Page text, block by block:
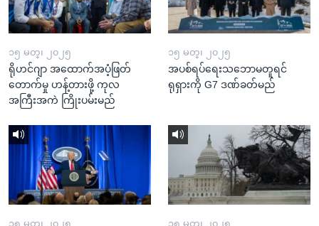
၁၅ မတ္၊ ၂၀၂၅
ရိုဟင်ဂျာ အထောက်အပံ့ဖြတ်
တောက်မှု ဟန့်တားဖို့ ကုလ
အကြီးအကဲ ကြိုးပမ်းမည်
၁၅ မတ္၊ ၂၀၂၅
အပစ်ရပ်ရေးသဘောမတူရင်
ရုရှားကို G7 ဒဏ်ခတ်မည်
၁၅ မတ္၊ ၂၀၂၅ ၁၅ မတ္၊ ၂၀၂၅